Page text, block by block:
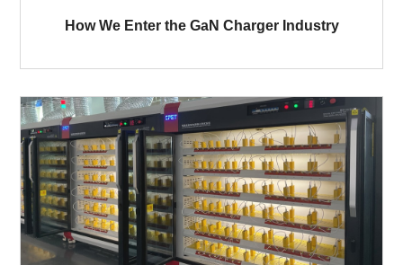
How We Enter the GaN Charger Industry